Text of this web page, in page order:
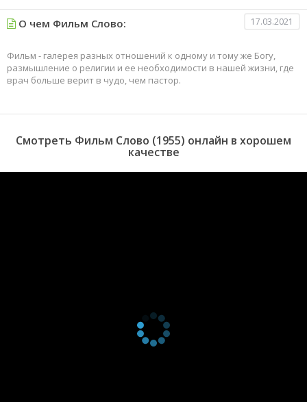
О чем Фильм Слово: 17.03.2021
Фильм - галерея разных отношений к одному и тому же Богу,
размышление о религии и ее необходимости в нашей жизни, где
врач больше верит в чудо, чем пастор.
Смотреть Фильм Слово (1955) онлайн в хорошем
качестве